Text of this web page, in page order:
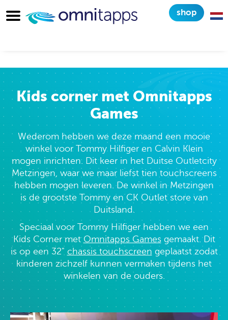
shop
Kids Corner voor Tommy
Kids corner met Omnitapps
Games
Wederom hebben we deze maand een mooie
winkel voor Tommy Hilfiger en Calvin Klein
mogen inrichten. Dit keer in het Duitse Outletcity
Metzingen, waar we maar liefst tien touchscreens
hebben mogen leveren. De winkel in Metzingen
is de grootste Tommy en CK Outlet store van
Duitsland.
Speciaal voor Tommy Hilfiger hebben we een
Kids Corner met Omnitapps Gamesgemaakt. Dit
is op een 32" chassis touchscreen geplaatst zodat
kinderen zichzelf kunnen vermaken tijdens het
winkelen van de ouders.